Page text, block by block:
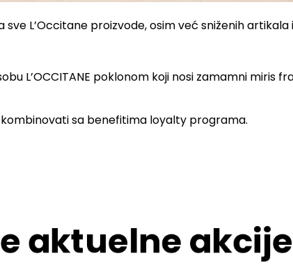
sve L’Occitane proizvode, osim već sniženih
L’OCCITANE poklonom koji nosi zamamni miris
sa benefitima loyalty programa.
aktuelne